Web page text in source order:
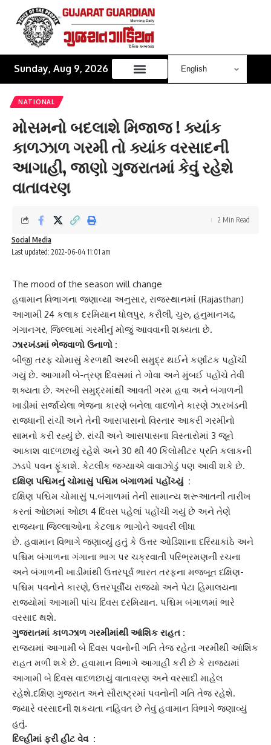
Sunday, Aug 9, 2026
NATIONAL
મોસમનો બદલાશે મિજાજ ! ક્યાંક
કાળઝાળ ગરમી તો ક્યાંક વરસાદની
આગાહી, જાણો ગુજરાતમાં કેવું રહેશે
વાતાવરણ
Last updated: 2022-06-04 11:01 am
Social Media
2 Min Read
The mood of the season will change
હવામાન વિભાગના જણાવ્યા અનુસાર, રાજસ્થાનમાં (Rajasthan)
આગામી 24 કલાક દરમિયાન ધોલપુર, કરૌલી, ચુરુ, હનુમાનગઢ,
ગંગાનગર, જિલ્લામાં ગરમીનું મોજું આવવાની શક્યતા છે.
ઝારખંડમાં ભેજવાળો ઉનાળો :
બીજી તરફ ચોમાસું કેરળથી અરબી સમુદ્ર થઈને કર્ણાટક પહોંચી
ગયું છે. આગામી બે-ત્રણ દિવસમાં તે ગોવા અને મુંબઈ પહોંચે તેવી
શક્યતા છે. અરબી સમુદ્રમાંથી આવતી ગરમ હવા અને બંગાળની
ખાડીમાં સર્જાયેલા ભેજના કારણે બનેલા વાદળોને કારણે ઝારખંડની
રાજધાની રાંચી અને તેની આસપાસનો વિસ્તાર આકરી ગરમીનો
સામનો કરી રહ્યું છે. રાંચી અને આસપાસના વિસ્તારોમાં 3 જૂને
આકાશ વાદળછાયું રહેશે અને 30 થી 40 કિલોમીટર પ્રતિ કલાકની
ઝડપે પવન ફૂંકાશે. કેટલીક જગ્યાએ વાવાઝોડું પણ આવી શકે છે.
દક્ષિણ પશ્ચિમનું ચોમાસું પશ્ચિમ બંગાળમાં પહોંચ્યું :
દક્ષિણ પશ્ચિમ ચોમાસું પ.બંગાળમાં તેની સામાન્ય શરૂઆતની તારીખ
કરતાં ઓછામાં ઓછા 4 દિવસ પહેલાં પહોંચી ગયું છે અને તેણે
રાજ્યના જિલ્લાઓના કેટલાક ભાગોને આવરી લીધા
છે. હવામાન વિભાગે જણાવ્યું હતું કે ઉત્તર ઓડિશાના દરિયાકાંઠે અને
પશ્ચિમ બંગાળના ગંગાના ભાગ પર ચક્રવાતી પરિભ્રમણની રચના
અને બંગાળની ખાડીમાંથી ઉત્તરપૂર્વ ભારત તરફના મજબૂત દક્ષિણ-
પશ્ચિમ પવનોને કારણે, ઉત્તરપૂર્વીય રાજ્યો અને પેટા હિમાલયના
રાજ્યોમાં આગામી પાંચ દિવસ દરમિયાન. પશ્ચિમ બંગાળમાં ભારે
વરસાદ થશે.
ગુજરાતમાં કાળઝાળ ગરમીમાંથી આંશિક રાહત :
રાજ્યમાં આગામી બે દિવસ પવનોની ગતિ તેજ રહેતા ગરમીથી આંશિક
રાહત મળી શકે છે. હવામાન વિભાગે આગાહી કરી છે કે રાજ્યમાં
આગામી બે દિવસ વાદળછાયું વાતાવરણ અને વરસાદી માહેલ
રહેશે.દક્ષિણ ગુજરાત અને સૌરાષ્ટ્રમાં પવનોની ગતિ તેજ રહેશે.
જ્યારે વરસાદની શકયતા નહિવત છે તેવું હવામાન વિભાગે જણાવ્યું
હતું.
દિલ્હીમાં ફરી હીટ વેવ :